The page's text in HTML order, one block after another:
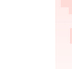
미
12
강
13